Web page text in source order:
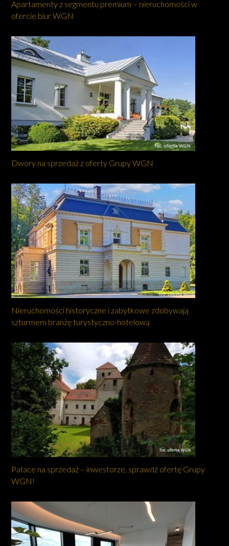
Apartamenty z segmentu premium – nieruchomości w
ofercie biur WGN
Dwory na sprzedaż z oferty Grupy WGN
Nieruchomości historyczne i zabytkowe zdobywają
szturmem branżę turystyczno-hotelową
Pałace na sprzedaż – inwestorze, sprawdź ofertę Grupy
WGN!